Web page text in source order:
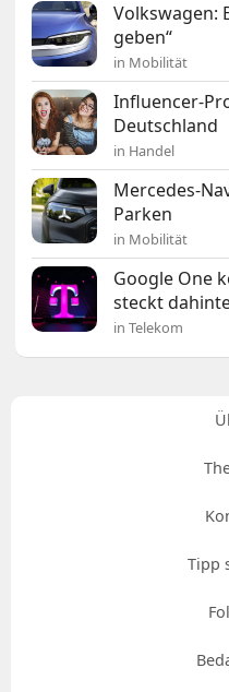
Volkswagen:
geben“
in Mobilität
Influencer-
Deutschland
in Handel
Mercedes-
Parken
in Mobilität
Google One
steckt
in Telekom
Tipp